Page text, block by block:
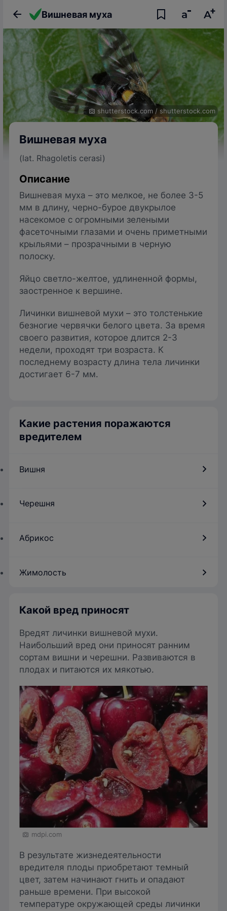
Вишневая муха
shutterstock.com / shutterstock.com
Вишневая муха
(lat. Rhagoletis cerasi)
Описание
Вишневая муха – это мелкое, не более 3-5
мм в длину, черно-бурое двукрылое
насекомое с огромными зелеными
фасеточными глазами и очень приметными
крыльями – прозрачными в черную
полоску.
Яйцо светло-желтое, удлиненной формы,
заостренное к вершине.
Личинки вишневой мухи – это толстенькие
безногие червячки белого цвета. За время
своего развития, которое длится 2-3
недели, проходят три возраста. К
последнему возрасту длина тела личинки
достигает 6-7 мм.
Какие растения поражаются
вредителем
Вишня
Черешня
Абрикос
Жимолость
Какой вред приносят
Вредят личинки вишневой мухи.
Наибольший вред они приносят ранним
сортам вишни и черешни. Развиваются в
плодах и питаются их мякотью.
mdpi.com
В результате жизнедеятельности
вредителя плоды приобретают темный
цвет, затем начинают гнить и опадают
раньше времени. При высокой
температуре окружающей среды личинки